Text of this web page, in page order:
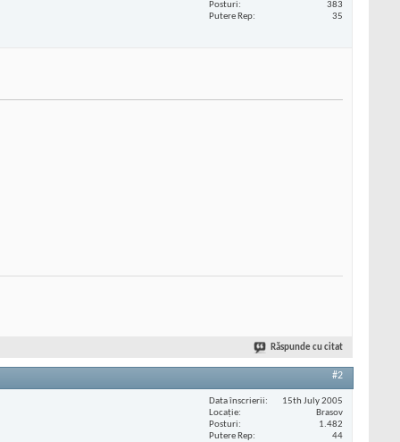
Posturi
383
Putere Rep
35
Răspunde cu citat
#2
Data înscrierii
15th July 2005
Locaţie
Brasov
Posturi
1.482
Putere Rep
44